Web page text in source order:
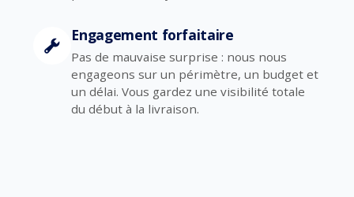
Engagement forfaitaire
Pas de mauvaise surprise : nous nous
engageons sur un périmètre, un budget et
un délai. Vous gardez une visibilité totale
du début à la livraison.